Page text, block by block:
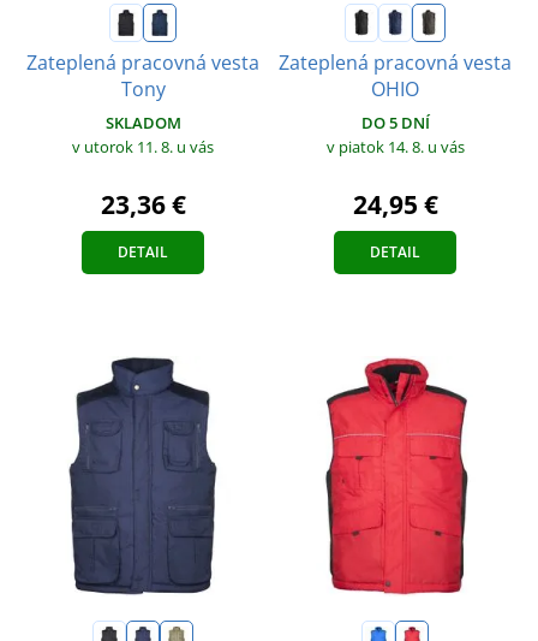
Zateplená pracovná vesta
Tony
SKLADOM
v utorok 11. 8. u vás
23,36 €
DETAIL
Zateplená pracovná vesta
OHIO
DO 5 DNÍ
v piatok 14. 8. u vás
24,95 €
DETAIL